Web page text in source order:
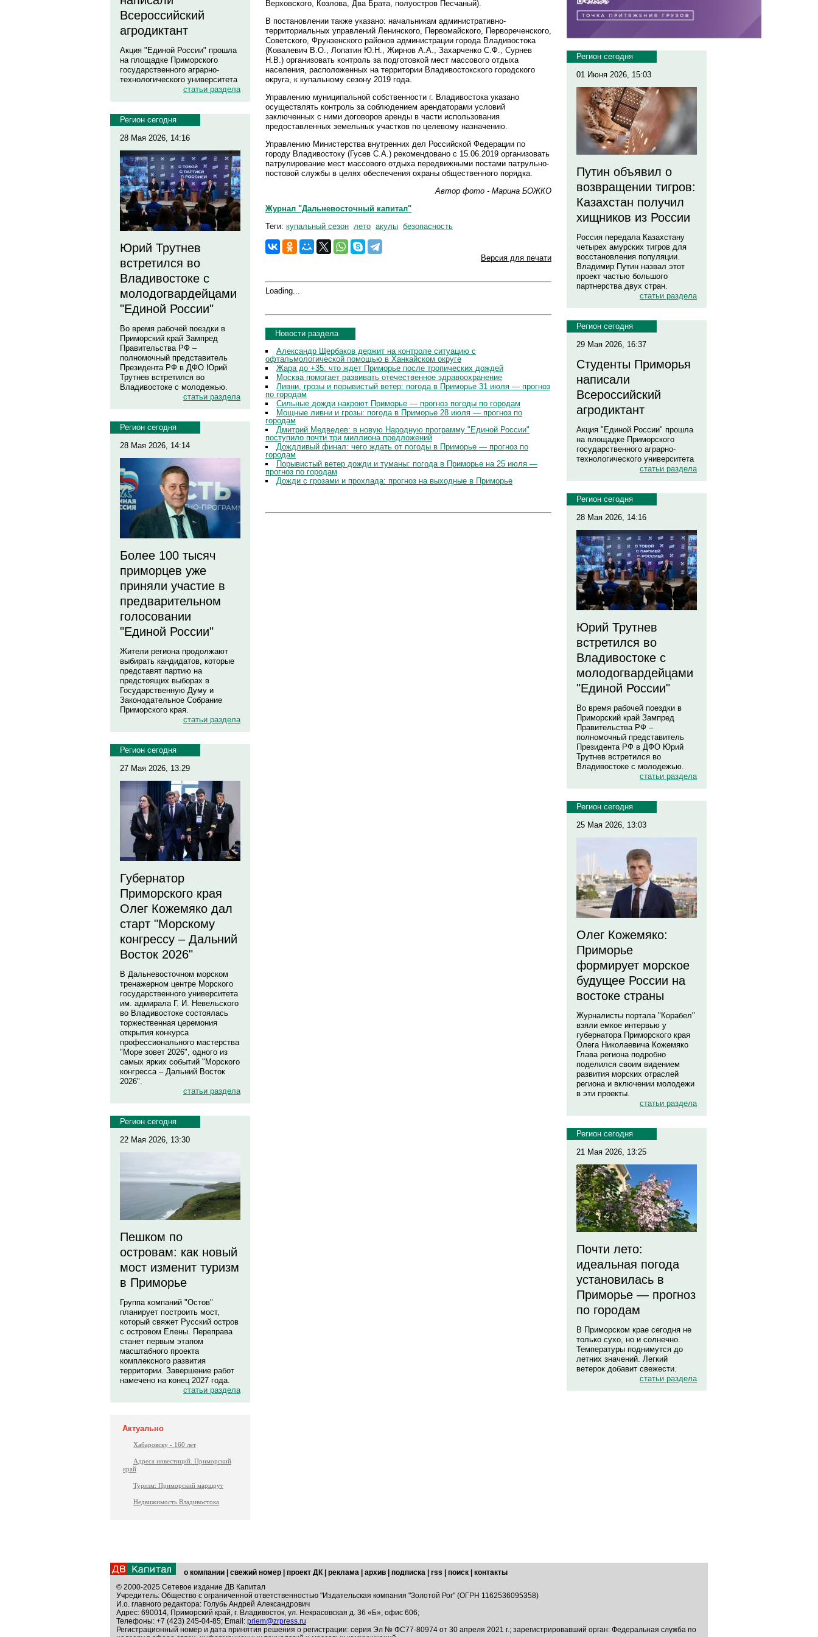
Всероссийский
агродиктант
Акция "Единой России" прошла
на площадке Приморского
государственного аграрно-
технологического университета
статьи раздела
Регион сегодня
28 Мая 2026, 14:16
Юрий Трутнев
встретился во
Владивостоке с
молодогвардейцами
"Единой России"
Во время рабочей поездки в
Приморский край Зампред
Правительства РФ –
полномочный представитель
Президента РФ в ДФО Юрий
Трутнев встретился во
Владивостоке с молодежью.
статьи раздела
Регион сегодня
28 Мая 2026, 14:14
Более 100 тысяч
приморцев уже
приняли участие в
предварительном
голосовании
"Единой России"
Жители региона продолжают
выбирать кандидатов, которые
представят партию на
предстоящих выборах в
Государственную Думу и
Законодательное Собрание
Приморского края.
статьи раздела
Регион сегодня
27 Мая 2026, 13:29
Губернатор
Приморского края
Олег Кожемяко дал
старт "Морскому
конгрессу – Дальний
Восток 2026"
В Дальневосточном морском
тренажерном центре Морского
государственного университета
им. адмирала Г. И. Невельского
во Владивостоке состоялась
торжественная церемония
открытия конкурса
профессионального мастерства
"Море зовет 2026", одного из
самых ярких событий "Морского
конгресса – Дальний Восток
2026".
статьи раздела
Регион сегодня
22 Мая 2026, 13:30
Пешком по
островам: как новый
мост изменит туризм
в Приморье
Группа компаний "Остов"
планирует построить мост,
который свяжет Русский остров
с островом Елены. Переправа
станет первым этапом
масштабного проекта
комплексного развития
территории. Завершение работ
намечено на конец 2027 года.
статьи раздела
Актуально
Хабаровску - 160 лет
Адреса инвестиций. Приморский
край
Туризм: Приморский маршрут
Недвижимость Владивостока
Верховского, Козлова, Два Брата, полуостров Песчаный).
В постановлении также указано: начальникам административно-
территориальных управлений Ленинского, Первомайского, Первореченского,
Советского, Фрунзенского районов администрации города Владивостока
(Ковалевич В.О., Лопатин Ю.Н., Жирнов А.А., Захарченко С.Ф., Сурнев
Н.В.) организовать контроль за подготовкой мест массового отдыха
населения, расположенных на территории Владивостокского городского
округа, к купальному сезону 2019 года.
Управлению муниципальной собственности г. Владивостока указано
осуществлять контроль за соблюдением арендаторами условий
заключенных с ними договоров аренды в части использования
предоставленных земельных участков по целевому назначению.
Управлению Министерства внутренних дел Российской Федерации по
городу Владивостоку (Гусев С.А.) рекомендовано с 15.06.2019 организовать
патрулирование мест массового отдыха передвижными постами патрульно-
постовой службы в целях обеспечения охраны общественного порядка.
Автор фото - Марина БОЖКО
Журнал "Дальневосточный капитал"
Теги: купальный сезон лето акулы безопасность
Версия для печати
Loading...
Новости раздела
Александр Щербаков держит на контроле ситуацию с
офтальмологической помощью в Ханкайском округе
Жара до +35: что ждет Приморье после тропических дождей
Москва помогает развивать отечественное здравоохранение
Ливни, грозы и порывистый ветер: погода в Приморье 31 июля — прогноз
по городам
Сильные дожди накроют Приморье — прогноз погоды по городам
Мощные ливни и грозы: погода в Приморье 28 июля — прогноз по
городам
Дмитрий Медведев: в новую Народную программу "Единой России"
поступило почти три миллиона предложений
Дождливый финал: чего ждать от погоды в Приморье — прогноз по
городам
Порывистый ветер дожди и туманы: погода в Приморье на 25 июля —
прогноз по городам
Дожди с грозами и прохлада: прогноз на выходные в Приморье
Регион сегодня
01 Июня 2026, 15:03
Путин объявил о
возвращении тигров:
Казахстан получил
хищников из России
Россия передала Казахстану
четырех амурских тигров для
восстановления популяции.
Владимир Путин назвал этот
проект частью большого
партнерства двух стран.
статьи раздела
Регион сегодня
29 Мая 2026, 16:37
Студенты Приморья
написали
Всероссийский
агродиктант
Акция "Единой России" прошла
на площадке Приморского
государственного аграрно-
технологического университета
статьи раздела
Регион сегодня
28 Мая 2026, 14:16
Юрий Трутнев
встретился во
Владивостоке с
молодогвардейцами
"Единой России"
Во время рабочей поездки в
Приморский край Зампред
Правительства РФ –
полномочный представитель
Президента РФ в ДФО Юрий
Трутнев встретился во
Владивостоке с молодежью.
статьи раздела
Регион сегодня
25 Мая 2026, 13:03
Олег Кожемяко:
Приморье
формирует морское
будущее России на
востоке страны
Журналисты портала "Корабел"
взяли емкое интервью у
губернатора Приморского края
Олега Николаевича Кожемяко
Глава региона подробно
поделился своим видением
развития морских отраслей
региона и включении молодежи
в эти проекты.
статьи раздела
Регион сегодня
21 Мая 2026, 13:25
Почти лето:
идеальная погода
установилась в
Приморье — прогноз
по городам
В Приморском крае сегодня не
только сухо, но и солнечно.
Температуры поднимутся до
летних значений. Легкий
ветерок добавит свежести.
статьи раздела
о компании свежий номер проект ДК реклама архив подписка rss поиск
контакты
© 2000-2025 Сетевое издание ДВ Капитал
Учредитель: Общество с ограниченной ответственностью "Издательская компания "Золотой Рог" (ОГРН 1162536095358)
И.о. главного редактора: Голубь Андрей Александрович
Адрес: 690014, Приморский край, г. Владивосток, ул. Некрасовская д. 36 «Б», офис 606;
Телефоны: +7 (423) 245-04-85; Email: priem@zrpress.ru
Регистрационный номер и дата принятия решения о регистрации: серия Эл № ФС77-80974 от 30 апреля 2021 г.; зарегистрировавший орган: Федеральная служба по